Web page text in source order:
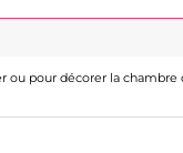
ou pour décorer la chambre